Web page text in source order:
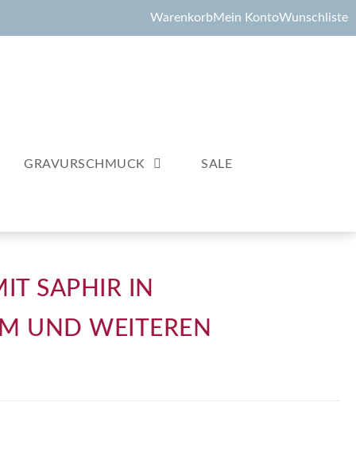
Warenkorb Mein KontoWunschliste
GRAVURSCHMUCK SALE
SAPHIR IN
UND WEITEREN